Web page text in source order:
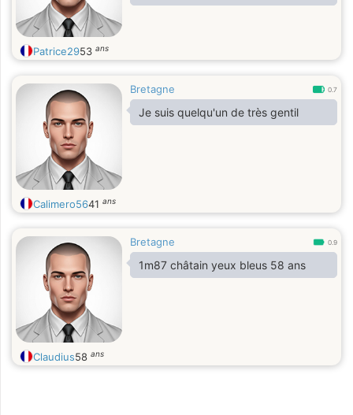
Patrice2953 ans
Bretagne 0.7
Je suis quelqu'un de très gentil
Calimero5641 ans
Bretagne 0.9
1m87 châtain yeux bleus 58 ans
Claudius58 ans